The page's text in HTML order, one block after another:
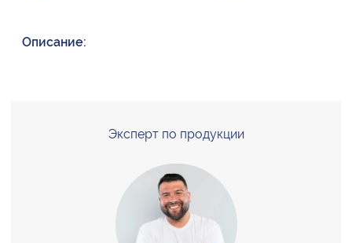
Описание:
Эксперт по продукции